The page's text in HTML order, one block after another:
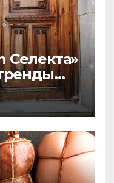
Селекта»